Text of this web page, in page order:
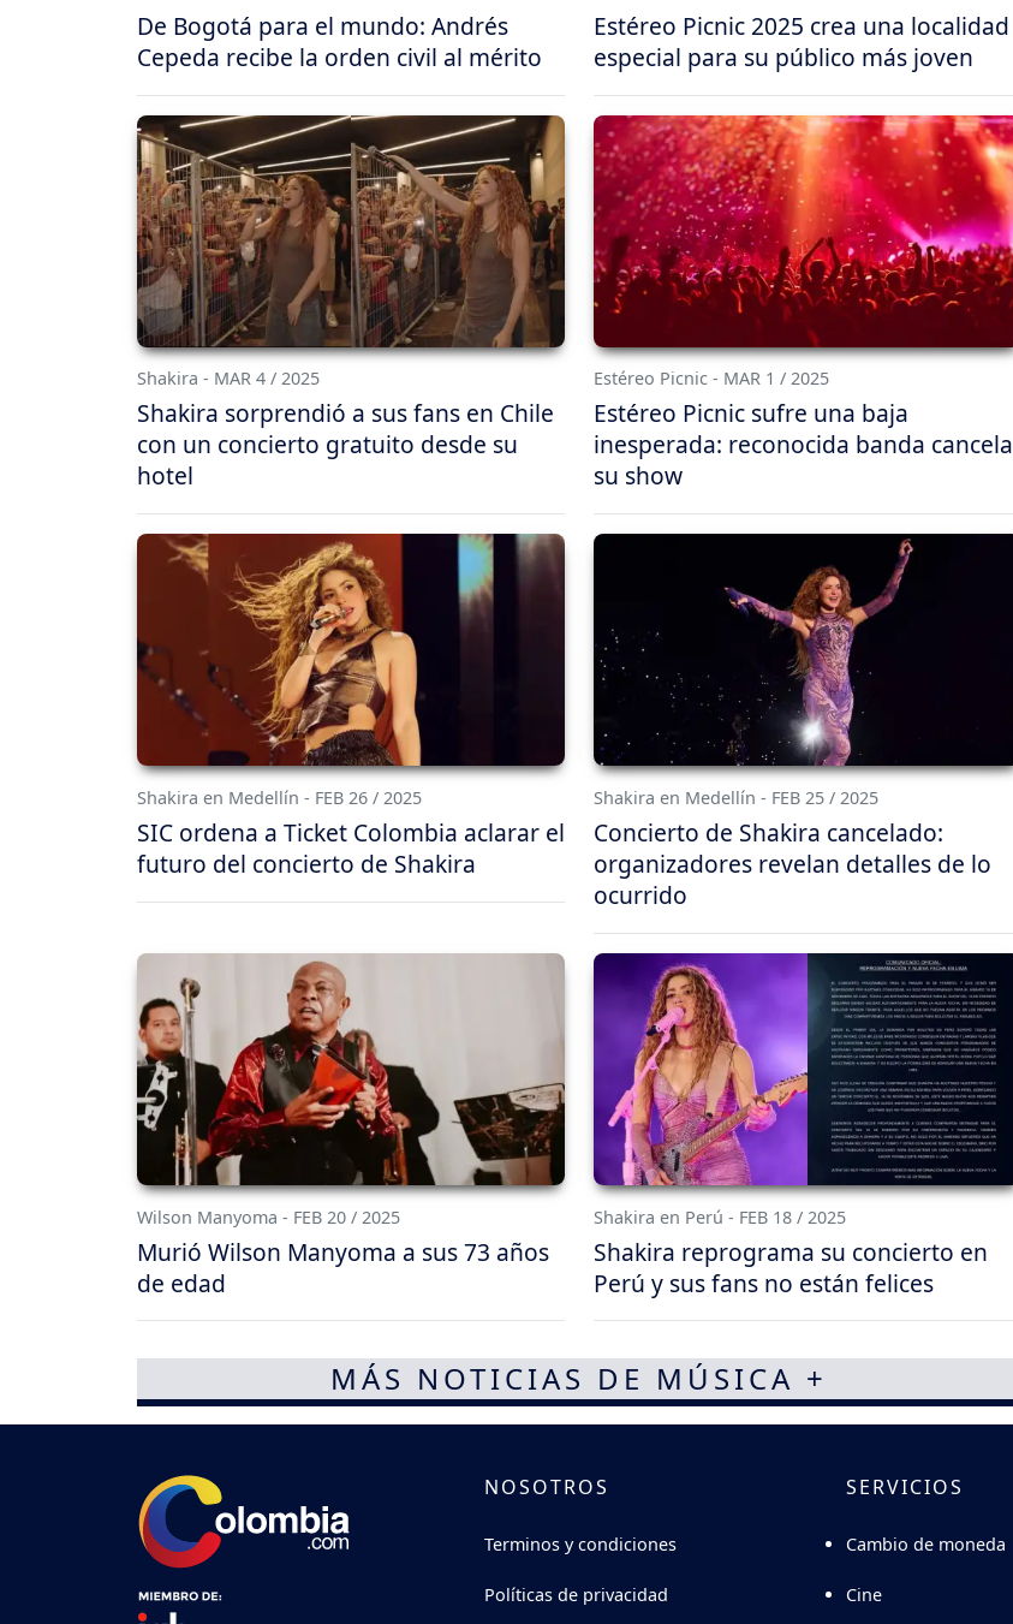
De Bogotá para el mundo: Andrés
Cepeda recibe la orden civil al mérito
Estéreo Picnic 2025 crea una localidad
especial para su público más joven
Shakira - MAR 4 / 2025
Shakira sorprendió a sus fans en Chile
con un concierto gratuito desde su
hotel
Estéreo Picnic - MAR 1 / 2025
Estéreo Picnic sufre una baja
inesperada: reconocida banda cancela
su show
Shakira en Medellín - FEB 26 / 2025
SIC ordena a Ticket Colombia aclarar el
futuro del concierto de Shakira
Shakira en Medellín - FEB 25 / 2025
Concierto de Shakira cancelado:
organizadores revelan detalles de lo
ocurrido
Wilson Manyoma - FEB 20 / 2025
Murió Wilson Manyoma a sus 73 años
de edad
Shakira en Perú - FEB 18 / 2025
Shakira reprograma su concierto en
Perú y sus fans no están felices
MÁS NOTICIAS DE MÚSICA +
NOSOTROS
Terminos y condiciones
Políticas de privacidad
SERVICIOS
Cambio de moneda
Cine